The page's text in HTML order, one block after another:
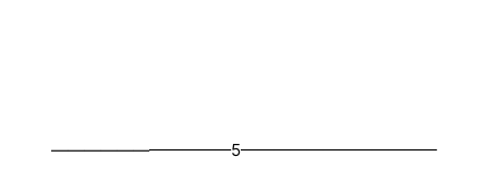
———————————5————————————